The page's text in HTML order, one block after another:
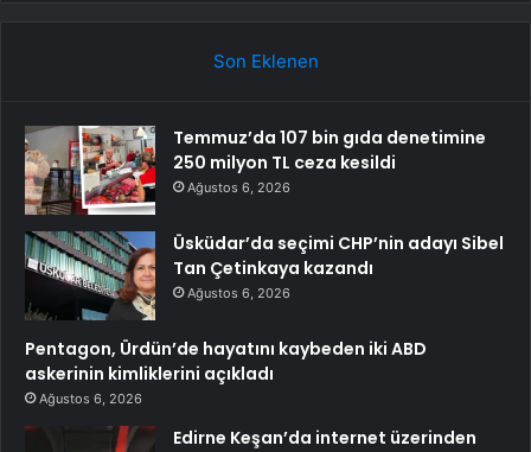
Son Eklenen
Temmuz’da 107 bin gıda denetimine
250 milyon TL ceza kesildi
Ağustos 6, 2026
Üsküdar’da seçimi CHP’nin adayı Sibel
Tan Çetinkaya kazandı
Ağustos 6, 2026
Pentagon, Ürdün’de hayatını kaybeden iki ABD
askerinin kimliklerini açıkladı
Ağustos 6, 2026
Edirne Keşan’da internet üzerinden